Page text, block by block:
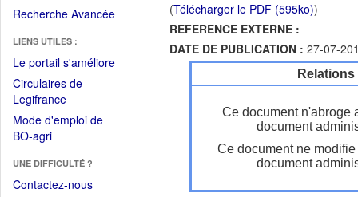
Recherche Avancée
LIENS UTILES :
Le portail s'améliore(Fichier
Circulaires de
Legifrance(Ouvrir
dans
une
fenêtre)
Mode d'emploi de
BO-agri(Ouvrir
une
nouvelle
UNE DIFFICULTÉ ?
Contactez-nous
(Télécharger le PDF (595ko))
REFERENCE EXTERNE :
DATE DE PUBLICATION : 27-07-
Ce document n'abroge
document
Ce document ne
document